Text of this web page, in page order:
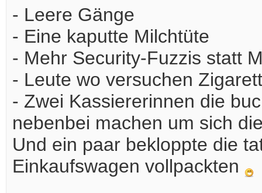
- Leere Gänge
- Eine kaputte Milchtüte
- Mehr Security-Fuzzis statt
- Leute wo versuchen
- Zwei Kassiererinnen die
nebenbei machen um sich
Und ein paar bekloppte die
Einkaufswagen vollpackten